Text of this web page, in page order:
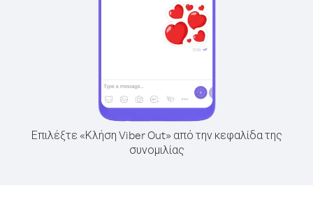
Επιλέξτε «Κλήση Viber Out» από την κεφαλίδα της
συνομιλίας